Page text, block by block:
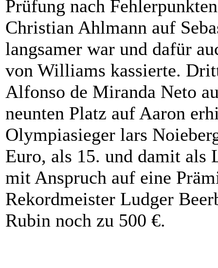
Prüfung nach
Christian Ahlmann auf
langsamer war und dafür
von Williams kassierte.
Alfonso de Miranda Neto
neunten Platz auf Aaron
Olympiasieger lars
Euro, als 15. und damit als
mit Anspruch auf eine
Rekordmeister Ludger
Rubin noch zu 500 €.